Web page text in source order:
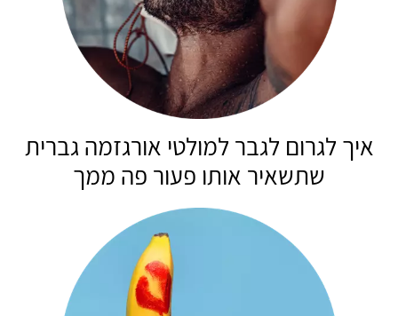
איך לגרום לגבר למולטי אורגזמה גברית
שתשאיר אותו פעור פה ממך